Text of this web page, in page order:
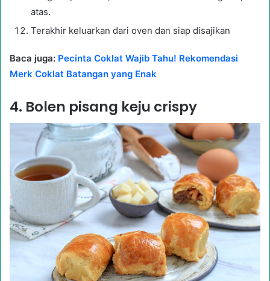
atas.
Terakhir keluarkan dari oven dan siap disajikan
Baca juga: Pecinta Coklat Wajib Tahu! Rekomendasi
Merk Coklat Batangan yang Enak
4. Bolen pisang keju crispy